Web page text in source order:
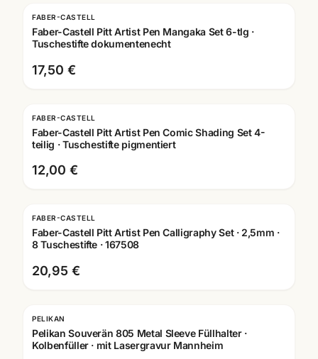
FABER-CASTELL
Faber-Castell Pitt Artist Pen Mangaka Set 6-tlg ·
Tuschestifte dokumentenecht
17,50 €
FABER-CASTELL
Faber-Castell Pitt Artist Pen Comic Shading Set 4-
teilig · Tuschestifte pigmentiert
12,00 €
FABER-CASTELL
Faber-Castell Pitt Artist Pen Calligraphy Set · 2,5mm ·
8 Tuschestifte · 167508
20,95 €
PELIKAN
Pelikan Souverän 805 Metal Sleeve Füllhalter ·
Kolbenfüller · mit Lasergravur Mannheim